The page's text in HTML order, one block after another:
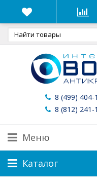
8 (499)
8 (812)
Меню
Каталог